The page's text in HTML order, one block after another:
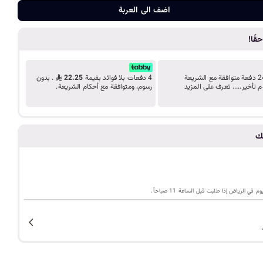
د
ك
م
ب
ي
اضف الى العربة
الى
قسّط مشترياتك على 24 دفعة متوافقة مع الشريعة
تأخير..... تعرف على المزيد
4 دفعات بلا فوائد بقيمة 22.25
. بدون
رسوم، ومتوافقة مع أحكام الشريعة.
الرياض إذا طلبت قبل الساعة 11 صباحاً.